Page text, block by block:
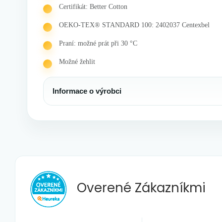
Certifikát: Better Cotton
OEKO-TEX® STANDARD 100: 2402037 Centexbel
Praní: možné prát při 30 °C
Možné žehlit
Informace o výrobci
Overené Zákazníkmi